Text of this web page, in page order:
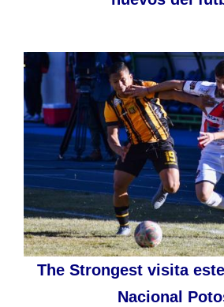
The Strongest visita
Nacional